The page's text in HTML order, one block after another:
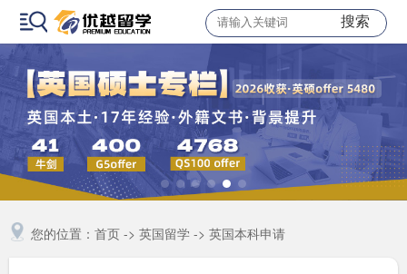
搜索
您的位置： 首页-> 英国留学-> 英国本科申请